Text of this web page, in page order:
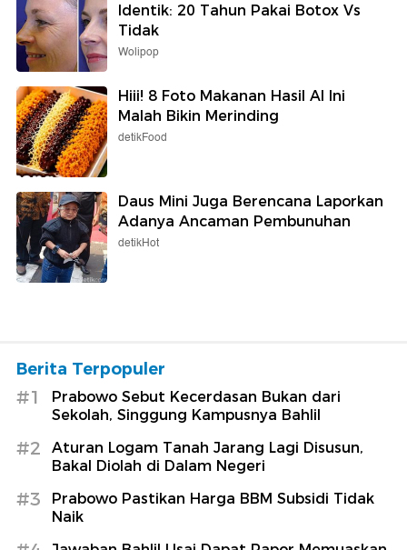
Identik: 20 Tahun Pakai Botox Vs
Tidak
Wolipop
Hiii! 8 Foto Makanan Hasil AI Ini
Malah Bikin Merinding
detikFood
Daus Mini Juga Berencana Laporkan
Adanya Ancaman Pembunuhan
detikHot
Berita Terpopuler
#1
Prabowo Sebut Kecerdasan Bukan dari
Sekolah, Singgung Kampusnya Bahlil
#2
Aturan Logam Tanah Jarang Lagi Disusun,
Bakal Diolah di Dalam Negeri
#3
Prabowo Pastikan Harga BBM Subsidi Tidak
Naik